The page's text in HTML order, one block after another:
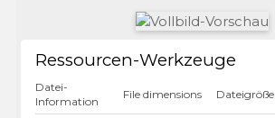
Ressourcen-Werkzeuge
Datei-
Information
File dimensions Dateigröße